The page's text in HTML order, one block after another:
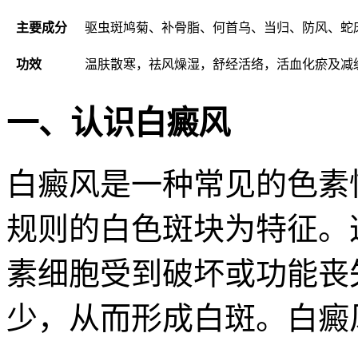
主要成分 驱虫斑鸠菊、补骨脂、何首乌、当归、防风、
功效 温肤散寒，祛风燥湿，舒经活络，活血化瘀及减
一、认识白癜风
白癜风是一种常见的色
规则的白色斑块为特征
素细胞受到破坏或功能
少，从而形成白斑。白